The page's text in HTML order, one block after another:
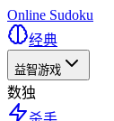
Online Sudoku
经典
益智游戏
数独